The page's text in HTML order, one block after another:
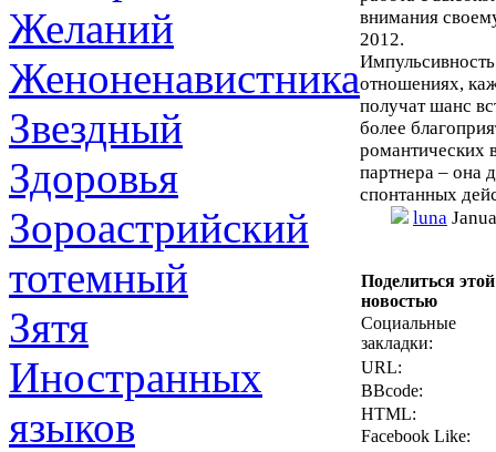
Желаний
Женоненавистника
Звездный
Здоровья
Зороастрийский
тотемный
Зятя
Иностранных
языков
внимания
2012.
отношениях,
получат шанс
более
романтических
партнера – она
спонтанных
luna
Поделиться этой
новостью
Социальные
закладки:
URL:
BBcode:
HTML:
Facebook Like: